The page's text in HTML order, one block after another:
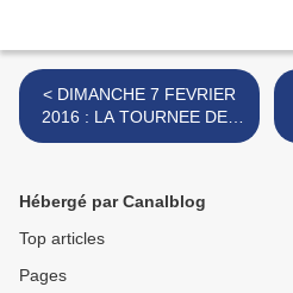
< DIMANCHE 7 FEVRIER
2016 : LA TOURNEE DES
CHATEAUX EN MEDOC
Hébergé par Canalblog
Top articles
Pages